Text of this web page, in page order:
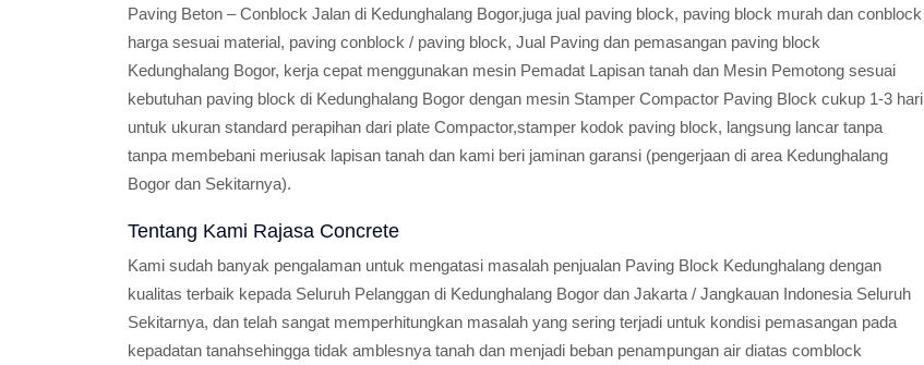
Paving Beton – Conblock Jalan di Kedunghalang Bogor,juga jual paving block, paving block murah dan conblock
harga sesuai material, paving conblock / paving block, Jual Paving dan pemasangan paving block
Kedunghalang Bogor, kerja cepat menggunakan mesin Pemadat Lapisan tanah dan Mesin Pemotong sesuai
kebutuhan paving block di Kedunghalang Bogor dengan mesin Stamper Compactor Paving Block cukup 1-3 hari
untuk ukuran standard perapihan dari plate Compactor,stamper kodok paving block, langsung lancar tanpa
tanpa membebani meriusak lapisan tanah dan kami beri jaminan garansi (pengerjaan di area Kedunghalang
Bogor dan Sekitarnya).
Tentang Kami Rajasa Concrete
Kami sudah banyak pengalaman untuk mengatasi masalah penjualan Paving Block Kedunghalang dengan
kualitas terbaik kepada Seluruh Pelanggan di Kedunghalang Bogor dan Jakarta / Jangkauan Indonesia Seluruh
Sekitarnya, dan telah sangat memperhitungkan masalah yang sering terjadi untuk kondisi pemasangan pada
kepadatan tanahsehingga tidak amblesnya tanah dan menjadi beban penampungan air diatas comblock